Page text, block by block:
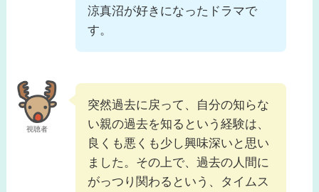
涼真沼が好きになったドラマで
す。
視聴者
突然過去に戻って、自分の知らな
い親の過去を知るという経験は、
良くも悪くも少し興味深いと思い
ました。その上で、過去の人間に
がっつり関わるという、タイムス